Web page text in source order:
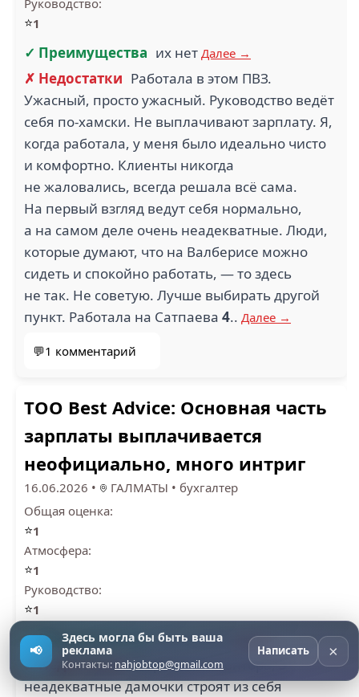
Руководство:
⭐1
✓ Преимущества их нет Далее →
✗ Недостатки Работала в этом ПВЗ.
Ужасный, просто ужасный. Руководство ведёт
себя по-хамски. Не выплачивают зарплату. Я,
когда работала, у меня было идеально чисто
и комфортно. Клиенты никогда
не жаловались, всегда решала всё сама.
На первый взгляд ведут себя нормально,
а на самом деле очень неадекватные. Люди,
которые думают, что на Валберисе можно
сидеть и спокойно работать, — то здесь
не так. Не советую. Лучше выбирать другой
пункт. Работала на Сатпаева 4.. Далее →
💬1 комментарий
ТОО Best Advice: Основная часть
зарплаты выплачивается
неофициально, много интриг
16.06.2026 • ГАЛМАТЫ • бухгалтер
Общая оценка:
⭐1
Атмосфера:
⭐1
Руководство:
⭐1
✓ Преимущества Нет нечего Далее →
✗ Недостатки Шарашкина контора,3
неадекватные дамочки строят из себя
📢
Здесь могла бы быть ваша
реклама
Контакты: nahjobtop@gmail.com
Написать ×